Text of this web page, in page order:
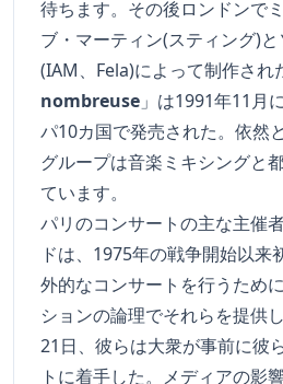
待ちます。その後ロンドンで
ブ・マーティン(スティング)
(IAM、Fela)によって制作され
nombreuse 」は1991年11月
パ10カ国で発売された。依然
グループは音楽ミキシングと
ています。
パリのコンサートの主な主催
ドは、1975年の戦争開始以来
外的なコンサートを行うため
ションの論理でそれらを提供
21日、彼らは大衆が事前に彼
トに着手した。メディアの影